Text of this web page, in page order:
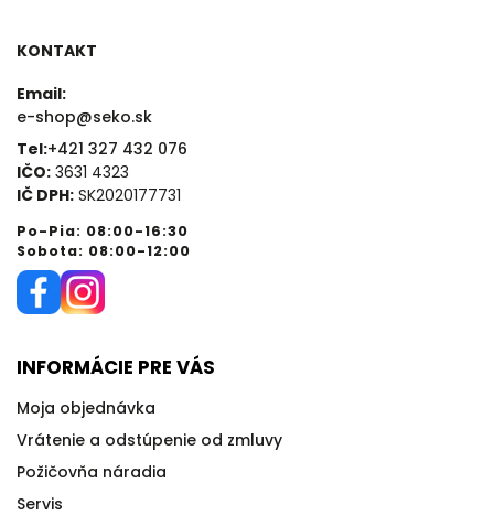
KONTAKT
Email:
e-shop@seko.sk
Tel:+421 327 432 076
IČO: 3631 4323
IČ DPH: SK2020177731
Po-Pia: 08:00-16:30
Sobota: 08:00-12:00
INFORMÁCIE PRE VÁS
Moja objednávka
Vrátenie a odstúpenie od zmluvy
Požičovňa náradia
Servis